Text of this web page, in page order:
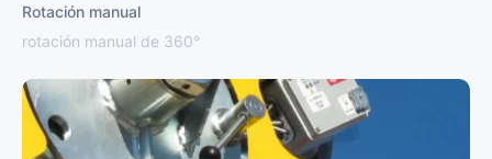
Rotación manual
rotación manual de 360°